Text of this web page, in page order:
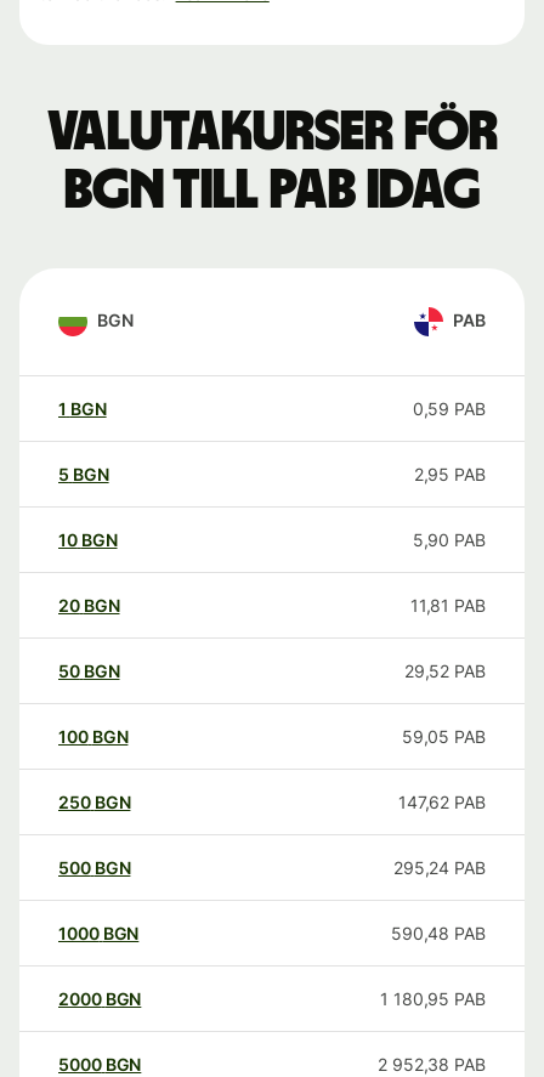
Valutakurser för
BGN till PAB idag
BGN PAB
1 BGN 0,59 PAB
5 BGN 2,95 PAB
10 BGN 5,90 PAB
20 BGN 11,81 PAB
50 BGN 29,52 PAB
100 BGN 59,05 PAB
250 BGN 147,62 PAB
500 BGN 295,24 PAB
1000 BGN 590,48 PAB
2000 BGN 1 180,95 PAB
5000 BGN 2 952,38 PAB